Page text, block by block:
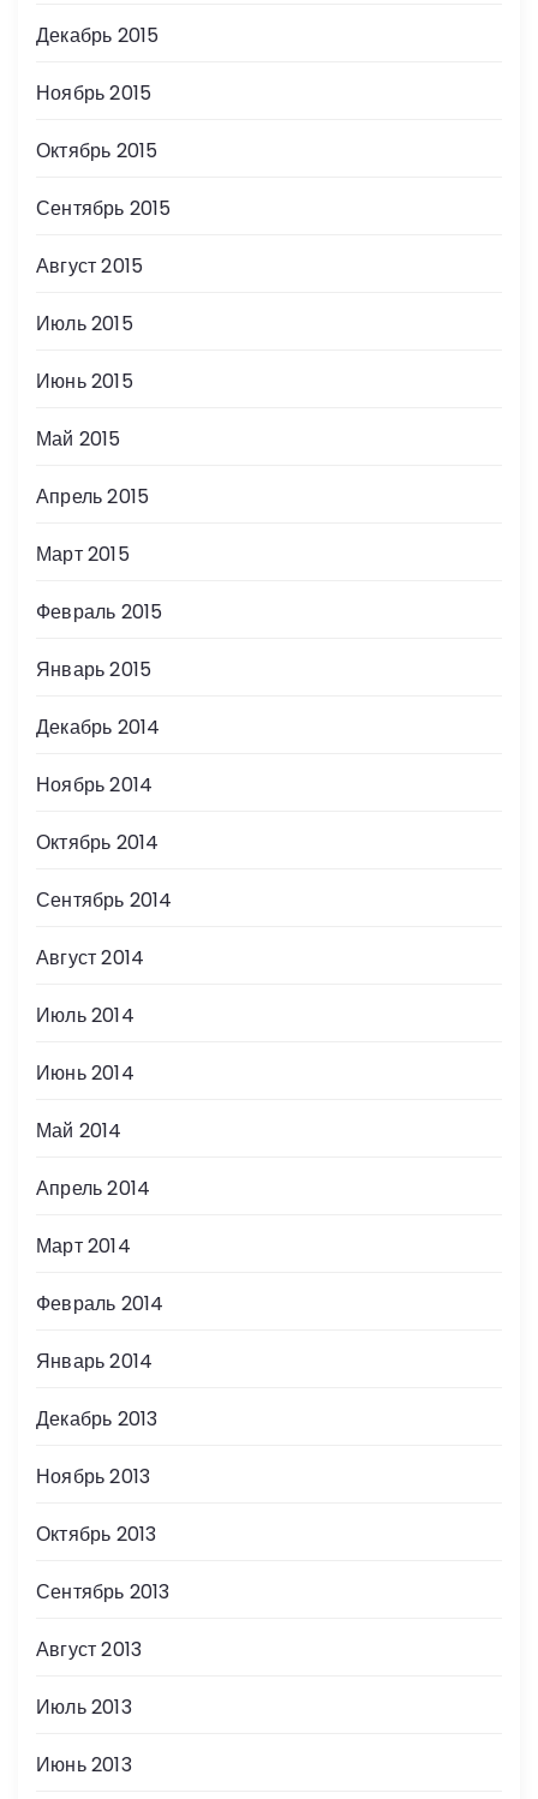
Декабрь 2015
Ноябрь 2015
Октябрь 2015
Сентябрь 2015
Август 2015
Июль 2015
Июнь 2015
Май 2015
Апрель 2015
Март 2015
Февраль 2015
Январь 2015
Декабрь 2014
Ноябрь 2014
Октябрь 2014
Сентябрь 2014
Август 2014
Июль 2014
Июнь 2014
Май 2014
Апрель 2014
Март 2014
Февраль 2014
Январь 2014
Декабрь 2013
Ноябрь 2013
Октябрь 2013
Сентябрь 2013
Август 2013
Июль 2013
Июнь 2013